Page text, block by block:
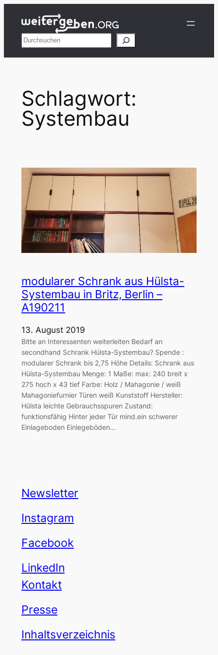
Inhalt
springenSuchen
Schlagwort:
Systembau
modularer Schrank aus Hülsta-
Systembau in Britz, Berlin –
A190211
13. August 2019
Bitte an Interessenten weiterleiten Bedarf an
secondhand Schrank Hülsta-Systembau? Spende :
modularer Schrank bis 2,75 Höhe Details: Schrank aus
Hülsta-Systembau Menge: 1 Maße: max: 240 breit x
275 hoch x 43 tief Farbe: Holz / Mahagonie / weiß
Mahagoniefurnier Türen weiß Kunststoff Hersteller:
Hülsta leichte Gebrauchsspuren Zustand:
funktionsfähig Hinter jeder Tür mind.ein schwerer
Einlageboden Einlegeböden…
Newsletter
Instagram
Facebook
LinkedIn
Kontakt
Presse
Inhaltsverzeichnis